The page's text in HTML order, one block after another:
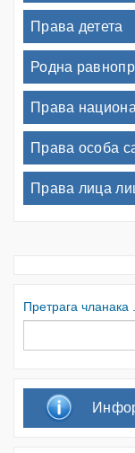
Права детета
Родна
Права
Права особа
Права лица
Претрага чланака